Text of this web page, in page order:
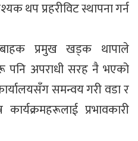
थप प्रहरीविट स्थापना गर्न
प्रमुख खड्क थापाले
पनि अपराधी सरह नै भएको
समन्वय गरी वडा र
प्रभावकारी